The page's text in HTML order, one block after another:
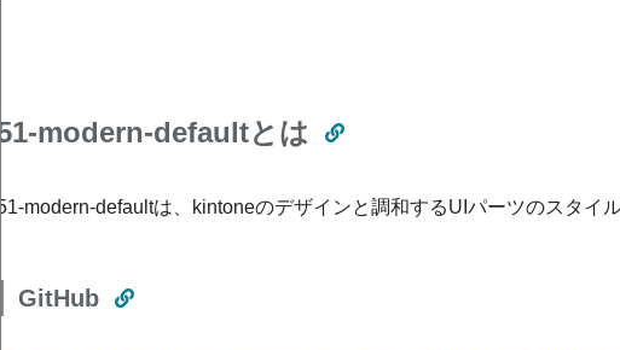
51-modern-defaultとは
51-modern-defaultは、kintoneのデザインと調和するUIパーツのスタイ
GitHub